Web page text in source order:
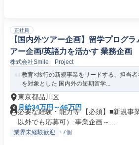
正社員
【国内外ツアー企画】留学プログ
アー企画/英語力を活かす 業務企画
株式会社Smile Project
教育×旅行の新規事業をリードする、担当
を対象とした 国内外の短期留学...
東京都品川区
月給34万円～46万円
必要な経験・能力等 【必須】■新規事
以外でも応募可）:事業企画～...
業界未経験歓迎 +7個